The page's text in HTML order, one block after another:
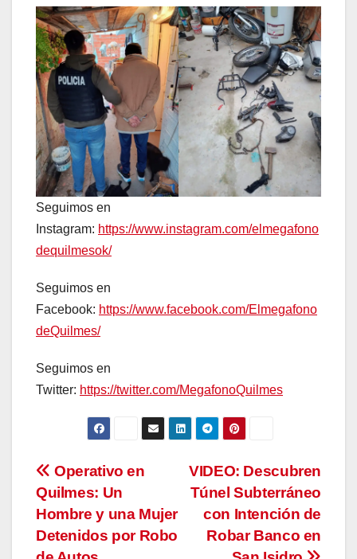
Seguimos en
Instagram: https://www.instagram.com/elmegafono
dequilmesok/
Seguimos en
Facebook: https://www.facebook.com/Elmegafono
deQuilmes/
Seguimos en
Twitter: https://twitter.com/MegafonoQuilmes
Navegación
de
entradas
VIDEO: Descubren
Túnel Subterráneo
con Intención de
Robar Banco en
Operativo en
Quilmes: Un
Hombre y una Mujer
Detenidos por Robo